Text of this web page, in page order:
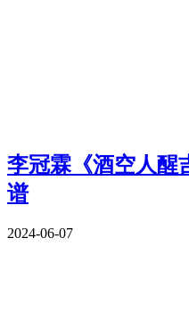
李冠霖《酒空人醒
谱
2024-06-07